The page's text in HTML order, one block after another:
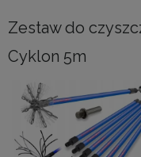
Zestaw do
Cyklon 5m